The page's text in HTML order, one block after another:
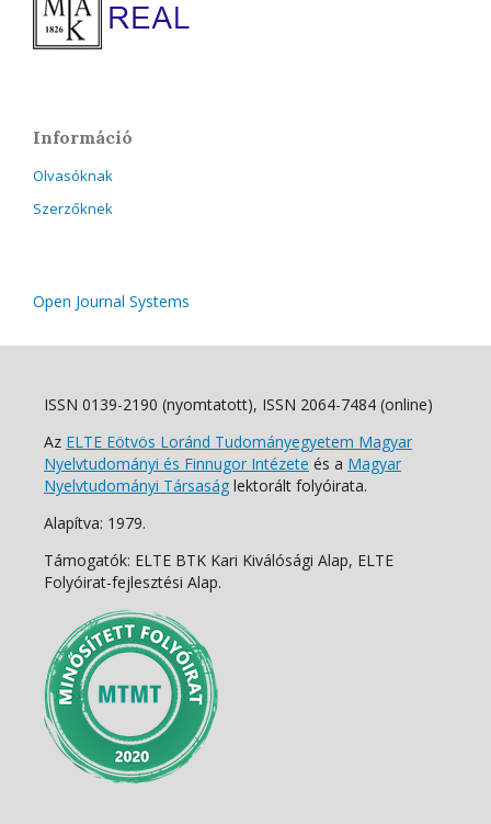
Információ
Olvasóknak
Szerzőknek
Open Journal Systems
ISSN 0139-2190 (nyomtatott), ISSN 2064-7484 (online)
Az ELTE Eötvös Loránd Tudományegyetem Magyar
Nyelvtudományi és Finnugor Intézete és a Magyar
Nyelvtudományi Társaság lektorált folyóirata.
Alapítva: 1979.
Támogatók: ELTE BTK Kari Kiválósági Alap, ELTE
Folyóirat-fejlesztési Alap.